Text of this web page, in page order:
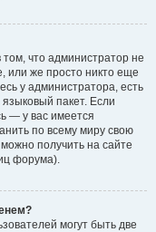
что администратор не
или же просто никто еще
у администратора, есть
пакет. Если
— у вас имеется
по всему миру свою
получить на сайте
форума).
могут быть две